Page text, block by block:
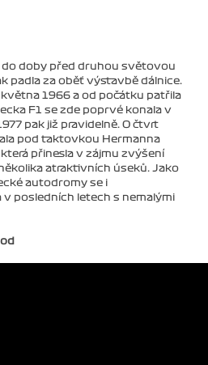
do doby před druhou světovou
padla za oběť výstavbě dálnice.
1966 a od počátku patřila
F1 se zde poprvé konala v
pak již pravidelně. O čtvrt
pod taktovkou Hermanna
přinesla v zájmu zvýšení
atraktivních úseků. Jako
autodromy se i
posledních letech s nemalými